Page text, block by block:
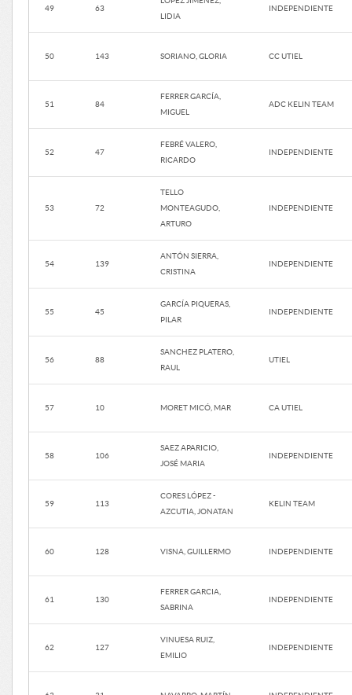
49 63
LIDIA
INDEPENDIENTE
50 143 SORIANO, GLORIA CC UTIEL
51 84
FERRER GARCÍA,
MIGUEL
ADC KELIN TEAM
52 47
FEBRÉ VALERO,
RICARDO
INDEPENDIENTE
53 72
TELLO
MONTEAGUDO,
ARTURO
INDEPENDIENTE
54 139
ANTÓN SIERRA,
CRISTINA
INDEPENDIENTE
55 45
GARCÍA PIQUERAS,
PILAR
INDEPENDIENTE
56 88
SANCHEZ PLATERO,
RAUL
UTIEL
57 10 MORET MICÓ, MAR CA UTIEL
58 106
SAEZ APARICIO,
JOSÉ MARIA
INDEPENDIENTE
59 113
CORES LÓPEZ -
AZCUTIA, JONATAN
KELIN TEAM
60 128 VISNA, GUILLERMO INDEPENDIENTE
61 130
FERRER GARCIA,
SABRINA
INDEPENDIENTE
62 127
VINUESA RUIZ,
EMILIO
INDEPENDIENTE